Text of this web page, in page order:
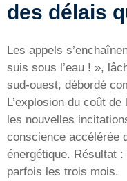
des délais
Les appels
suis sous l’eau ! »,
sud-ouest, débordé
L’explosion du coût
les nouvelles
conscience accélérée
énergétique. Résultat
parfois les trois mois.